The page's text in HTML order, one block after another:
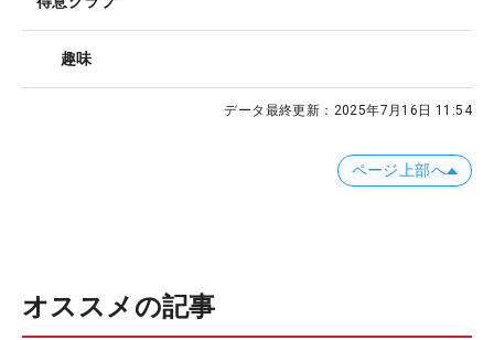
趣味
データ最終更新： 2025年7月16日 11:54
ページ上部へ
オススメの記事